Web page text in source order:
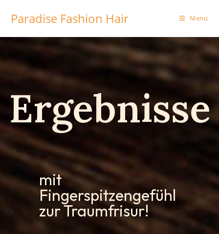
Paradise Fashion Hair Menü
Ergebnisse
mit
Fingerspitzengefühl
zur Traumfrisur!